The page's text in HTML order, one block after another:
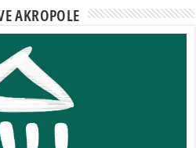
AKROPOLE